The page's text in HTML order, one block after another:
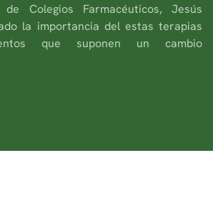
Colegios Farmacéuticos, Jesús
la importancia del estas terapias
que suponen un cambio